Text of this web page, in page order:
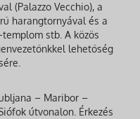
(Palazzo Vecchio), a
harangtornyával és a
stb. A közös
lehetőség
– Maribor –
útvonalon. Érkezés